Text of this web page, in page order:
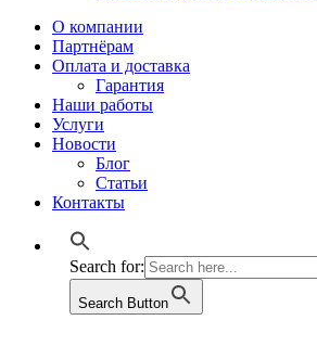
О компании
Партнёрам
Оплата и доставка
Гарантия
Наши работы
Услуги
Новости
Блог
Статьи
Контакты
Search for:
Search Button